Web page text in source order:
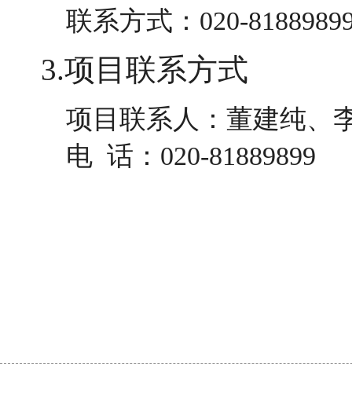
联系方式： 020-
3.项目联系方式
项目联系人： 董建纯、
电 话： 020-81889899